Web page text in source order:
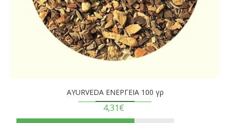
AYURVEDA ΕΝΕΡΓΕΙΑ 100 γρ
4,31€